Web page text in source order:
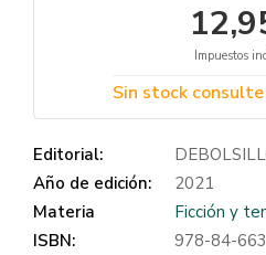
Impuestos
Sin stock
Editorial:
Año de edición:
2021
Materia
Ficción y
ISBN:
978-84-